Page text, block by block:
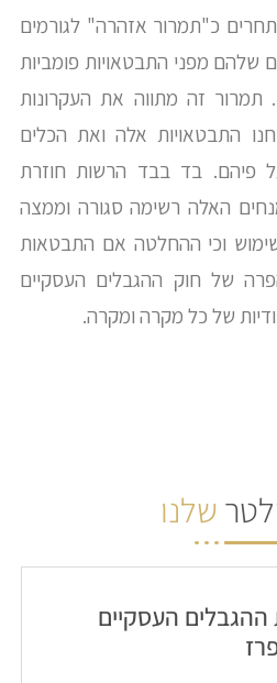
כ"תמרור אזהרה" לגורמים
שלהם מפני התבטאויות פומביות
זה מתווה את העקרונות
התבטאויות אלה ואת הכלים
פיהם. בד בבד הרשות חוזרת
האלה רשימה סגורה וממצה
וכי ההחלטה אם התבטאות
של חוק ההגבלים העסקיים
של כל מקרה ומקרה.
שלנו
ההגבלים העסקיים